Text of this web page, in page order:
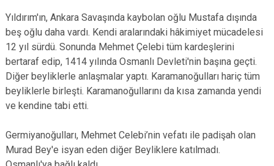
Yıldırım'ın, Ankara Savaşında kaybolan oğlu Mustafa dışında
beş oğlu daha vardı. Kendi aralarındaki hâkimiyet mücadelesi
12 yıl sürdü. Sonunda Mehmet Çelebi tüm kardeşlerini
bertaraf edip, 1414 yılında Osmanlı Devleti'nin başına geçti.
Diğer beyliklerle anlaşmalar yaptı. Karamanoğulları hariç tüm
beyliklerle birleşti. Karamanoğullarını da kısa zamanda yendi
ve kendine tabi etti.
Germiyanoğulları, Mehmet Celebi’nin vefatı ile padişah olan
Murad Bey'e isyan eden diğer Beyliklere katılmadı.